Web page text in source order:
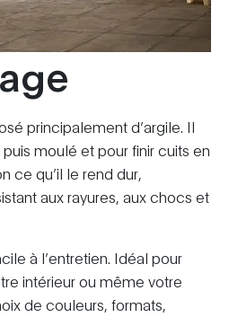
principalement d’argile. Il
moulé et pour finir cuits en
ce qu’il le rend dur,
aux rayures, aux chocs et
à l’entretien. Idéal pour
intérieur ou même votre
de couleurs, formats,